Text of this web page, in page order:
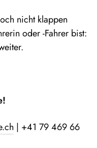
nicht klappen
oder -Fahrer bist:
| +41 79 469 66